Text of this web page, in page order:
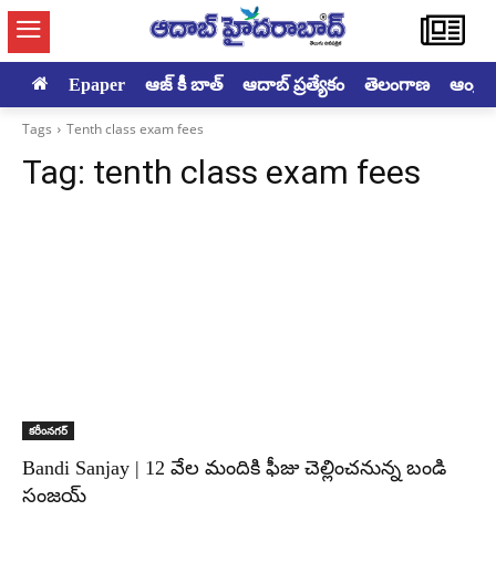
Epaper ఆజ్ కీ బాత్ ఆదాబ్ ప్రత్యేకం తెలంగాణ
Tags Tenth class exam fees
Tag: tenth class exam fees
కరీంనగర్
Bandi Sanjay | 12 వేల మందికి ఫీజు చెల్లించనున్న బండి
సంజయ్